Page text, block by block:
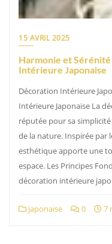
15 AVRIL 2025
Harmonie et Sérénité
Intérieure Japonaise
Décoration Intérieure
Intérieure Japonaise La
réputée pour sa
de la nature. Inspirée par
esthétique apporte une
espace. Les Principes
décoration intérieure
japonaise 0 7